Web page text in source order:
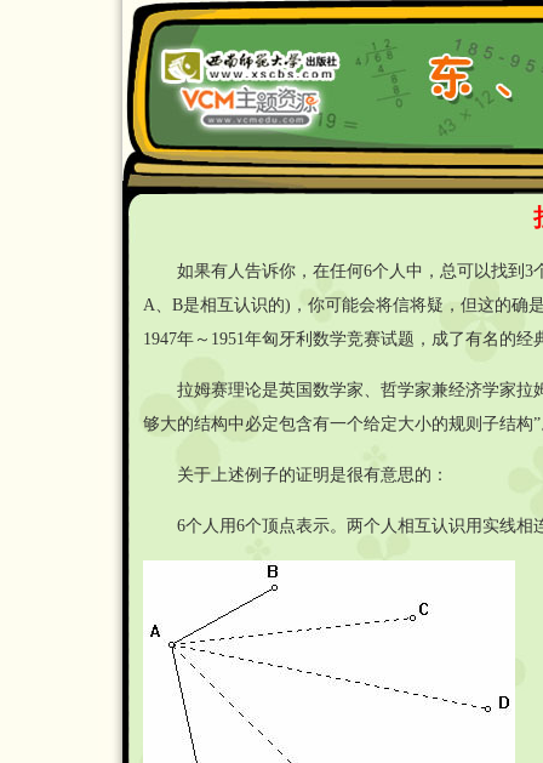
如果有人告诉你，在任何6个人中，总可以找到3
A、B是相互认识的)，你可能会将信将疑，但这的确
1947年～1951年匈牙利数学竞赛试题，成了有名的经
拉姆赛理论是英国数学家、哲学家兼经济学家拉
够大的结构中必定包含有一个给定大小的规则子结构”
关于上述例子的证明是很有意思的：
6个人用6个顶点表示。两个人相互认识用实线相